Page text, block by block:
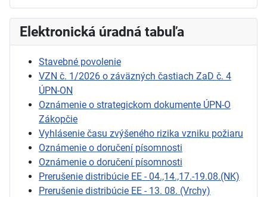
Elektronická úradná tabuľa
Stavebné povolenie
VZN č. 1/2026 o záväzných častiach ZaD č. 4
ÚPN-ON
Oznámenie o strategickom dokumente ÚPN-O
Zákopčie
Vyhlásenie času zvýšeného rizika vzniku požiaru
Oznámenie o doručení písomnosti
Oznámenie o doručení písomnosti
Prerušenie distribúcie EE - 04.,14.,17.-19.08.(NK)
Prerušenie distribúcie EE - 13. 08. (Vrchy)